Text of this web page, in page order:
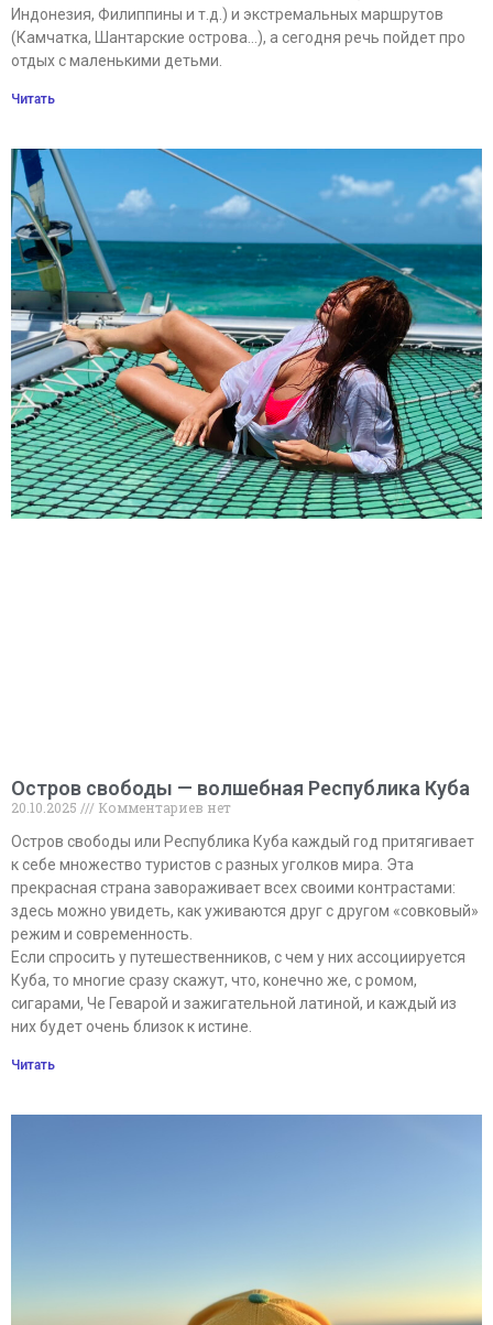
Индонезия, Филиппины и т.д.) и экстремальных маршрутов
(Камчатка, Шантарские острова…), а сегодня речь пойдет про
отдых с маленькими детьми.
Читать
Остров свободы — волшебная Республика Куба
20.10.2025
Комментариев нет
Остров свободы или Республика Куба каждый год притягивает
к себе множество туристов с разных уголков мира. Эта
прекрасная страна завораживает всех своими контрастами:
здесь можно увидеть, как уживаются друг с другом «совковый»
режим и современность.
Если спросить у путешественников, с чем у них ассоциируется
Куба, то многие сразу скажут, что, конечно же, с ромом,
сигарами, Че Геварой и зажигательной латиной, и каждый из
них будет очень близок к истине.
Читать